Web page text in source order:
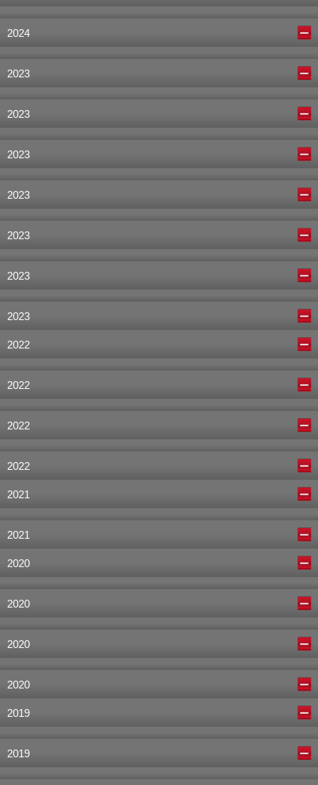
2024
2023
2023
2023
2023
2023
2023
2023
2022
2022
2022
2022
2021
2021
2020
2020
2020
2020
2019
2019